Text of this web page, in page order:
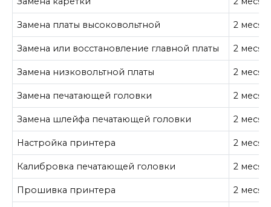
Замена платы высоковольтной 2
Замена или восстановление главной платы 2
Замена низковольтной платы 2
Замена печатающей головки 2
Замена шлейфа печатающей головки 2
Настройка принтера 2
Калибровка печатающей головки 2
Прошивка принтера 2